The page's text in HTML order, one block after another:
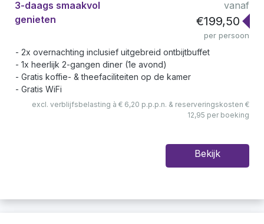
3-daags smaakvol
genieten
vanaf
€199,50
per persoon
2x overnachting inclusief uitgebreid ontbijtbuffet
1x heerlijk 2-gangen diner (1e avond)
Gratis koffie- & theefaciliteiten op de kamer
Gratis WiFi
excl. verblijfsbelasting à € 6,20 p.p.p.n. & reserveringskosten €
12,95 per boeking
Bekijk